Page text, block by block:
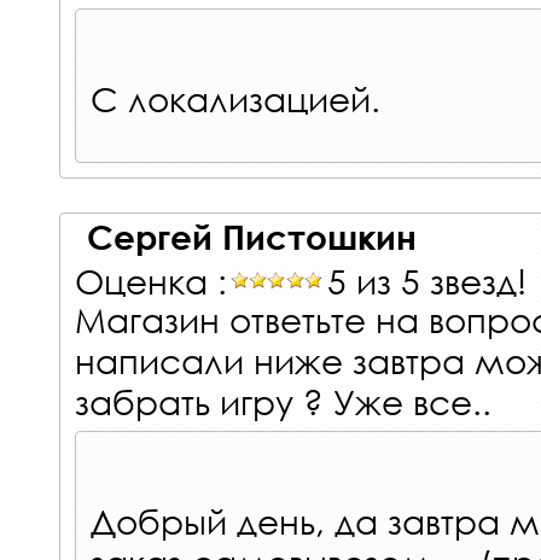
С локализацией.
Сергей Пистошкин
Оценка :
5 из 5 звезд!
Магазин ответьте на
написали ниже завтра
забрать игру ? Уже все..
Добрый день, да завтра